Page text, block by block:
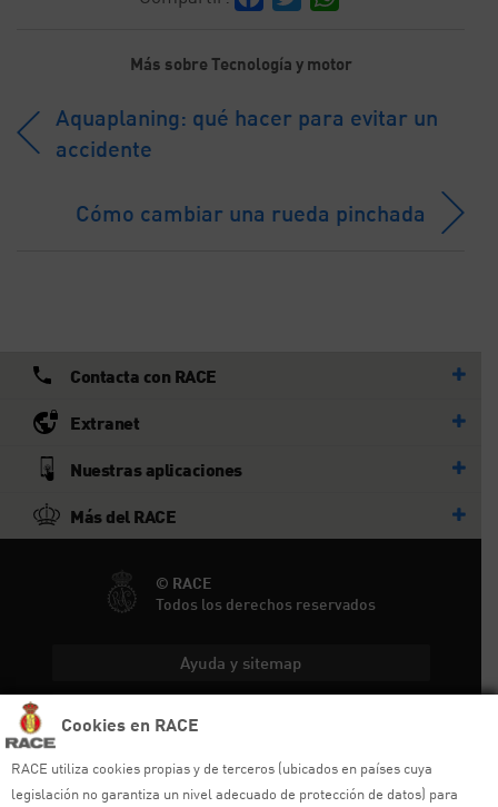
Cookies en RACE
RACE utiliza cookies propias y de terceros (ubicados en países cuya
legislación no garantiza un nivel adecuado de protección de datos) para
Más sobre Tecnología y motor
Aquaplaning: qué hacer para evitar un
accidente
Cómo cambiar una rueda pinchada
Contacta con RACE
Extranet
Nuestras aplicaciones
Más del RACE
© RACE
Todos los derechos reservados
Ayuda y sitemap
Política de privacidad